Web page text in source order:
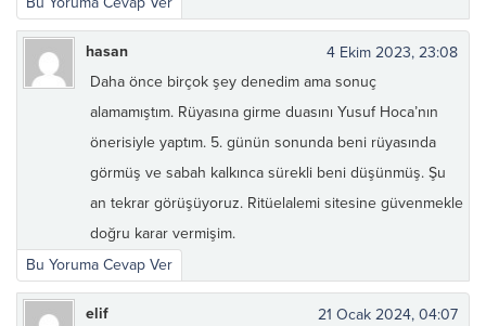
hasan
4 Ekim 2023, 23:08
Daha önce birçok şey denedim ama sonuç
alamamıştım. Rüyasına girme duasını Yusuf Hoca’nın
önerisiyle yaptım. 5. günün sonunda beni rüyasında
görmüş ve sabah kalkınca sürekli beni düşünmüş. Şu
an tekrar görüşüyoruz. Ritüelalemi sitesine güvenmekle
doğru karar vermişim.
Bu Yoruma Cevap Ver
elif
21 Ocak 2024, 04:07